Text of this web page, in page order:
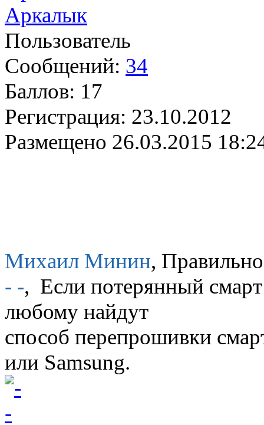
Аркалык
Пользователь
Сообщений: 34
Баллов: 17
Регистрация: 23.10.2012
Размещено 26.03.2015
Михаил Минин,
- -, Если потерянный
любому найдут
способ перепрошивки
или Samsung.